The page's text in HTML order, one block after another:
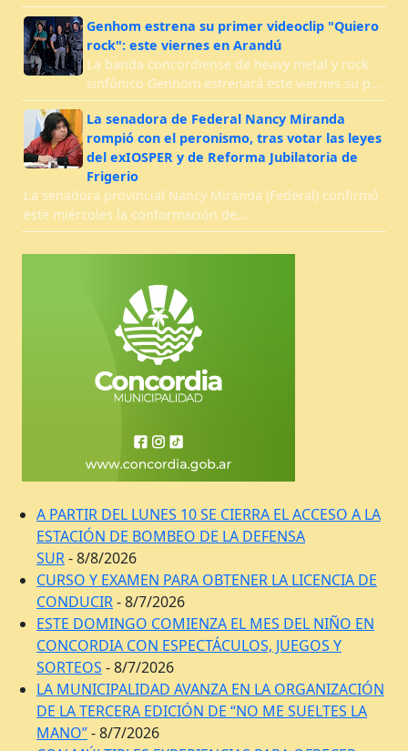
Genhom estrena su primer videoclip "Quiero
rock": este viernes en Arandú
La banda concordiense de heavy metal y rock
sinfónico Genhom estrenará este viernes su p…
La senadora de Federal Nancy Miranda
rompió con el peronismo, tras votar las leyes
del exIOSPER y de Reforma Jubilatoria de
Frigerio
La senadora provincial Nancy Miranda (Federal) confirmó
este miércoles la conformación de…
A PARTIR DEL LUNES 10 SE CIERRA EL ACCESO A LA
ESTACIÓN DE BOMBEO DE LA DEFENSA
SUR- 8/8/2026
CURSO Y EXAMEN PARA OBTENER LA LICENCIA DE
CONDUCIR- 8/7/2026
ESTE DOMINGO COMIENZA EL MES DEL NIÑO EN
CONCORDIA CON ESPECTÁCULOS, JUEGOS Y
SORTEOS - 8/7/2026
LA MUNICIPALIDAD AVANZA EN LA ORGANIZACIÓN
DE LA TERCERA EDICIÓN DE “NO ME SUELTES LA
MANO”- 8/7/2026